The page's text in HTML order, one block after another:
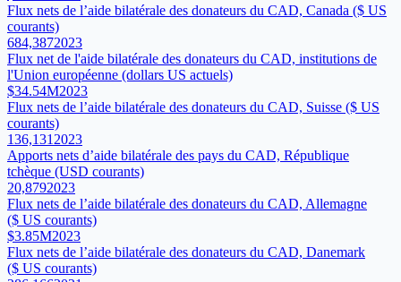
Flux nets de l’aide bilatérale des donateurs du CAD, Canada ($ US
courants)
684,3872023
Flux net de l'aide bilatérale des donateurs du CAD, institutions de
l'Union européenne (dollars US actuels)
$34.54M2023
Flux nets de l’aide bilatérale des donateurs du CAD, Suisse ($ US
courants)
136,131 2023
Apports nets d’aide bilatérale des pays du CAD, République
tchèque (USD courants)
20,8792023
Flux nets de l’aide bilatérale des donateurs du CAD, Allemagne
($ US courants)
$3.85M2023
Flux nets de l’aide bilatérale des donateurs du CAD, Danemark
($ US courants)